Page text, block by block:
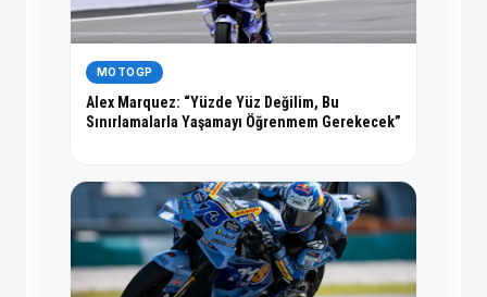
MOTOGP
Alex Marquez: “Yüzde Yüz Değilim, Bu
Sınırlamalarla Yaşamayı Öğrenmem Gerekecek”